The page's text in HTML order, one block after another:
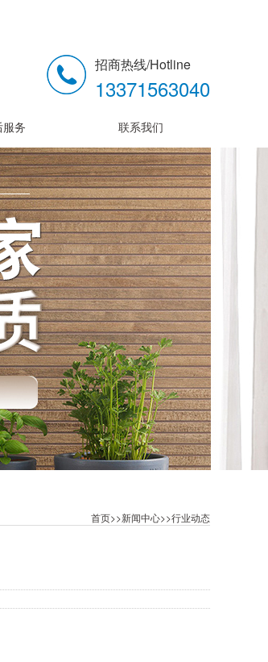
招商热线/Hotline
13371563040
务 联系我们
首页>>新闻中心>>行业动态